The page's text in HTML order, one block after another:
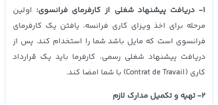
1- دریافت پیشنهاد شغلی از کارفرمای فرانسوی:
اولین
مرحله برای اخذ ویزای کاری فرانسه، یافتن یک کارفرمای
فرانسوی است که مایل باشد شما را استخدام کند. پس از
دریافت پیشنهاد شغلی رسمی، کارفرما باید یک قرارداد
کاری (Contrat de Travail) با شما امضا کند.
2- تهیه و تکمیل مدارک لازم